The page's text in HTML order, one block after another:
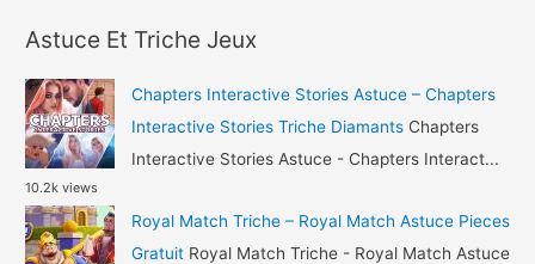
Fishing
Catch
Astuce
Corail
et
Or
h
f
o
r
:
Astuce Et Triche Jeux
Chapters Interactive Stories Astuce – Chapters
Interactive Stories Triche Diamants Chapters
Interactive Stories Astuce - Chapters Interact...
10.2k views
Royal Match Triche – Royal Match Astuce Pieces
Gratuit Royal Match Triche - Royal Match Astuce